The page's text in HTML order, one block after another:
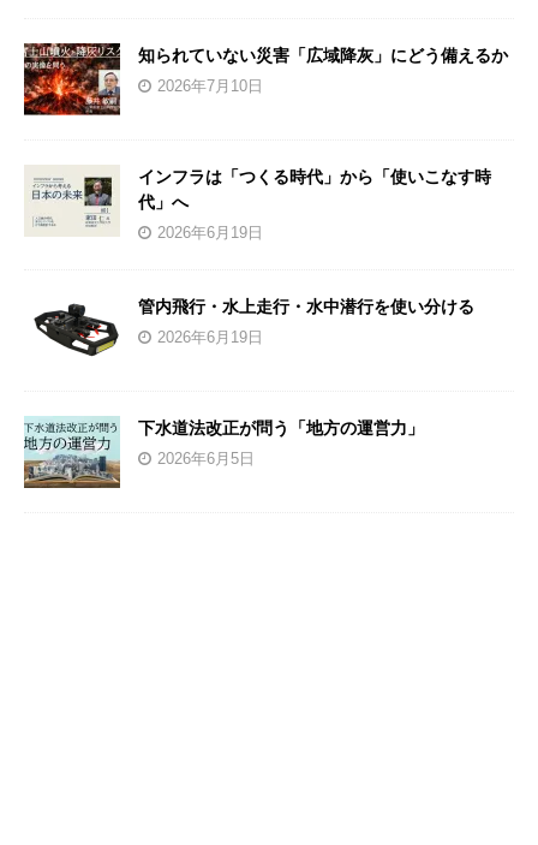
知られていない災害「広域降灰」にどう備えるか
2026年7月10日
インフラは「つくる時代」から「使いこなす時
代」へ
2026年6月19日
管内飛行・水上走行・水中潜行を使い分ける
2026年6月19日
下水道法改正が問う「地方の運営力」
2026年6月5日